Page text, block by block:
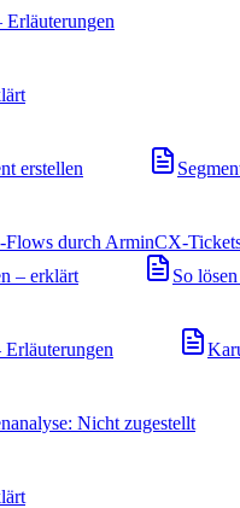
Erläuterungen
erstellen
durch ArminCX-
– erklärt
So
Erläuterungen
Nicht zugestellt